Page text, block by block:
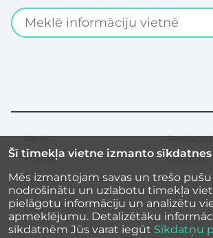
Search
Šī tīmekļa vietne izmanto sīkdatnes
Mēs izmantojam savas un trešo
nodrošinātu un uzlabotu tīmekļa
pielāgotu informāciju un analizētu
apmeklējumu. Detalizētāku
sīkdatnēm Jūs varat iegūt Sīkdatņu
Secondary
menu
News
Events
Inspirational stories
Resources
Contacts
Cookies Policy
Site accessibility